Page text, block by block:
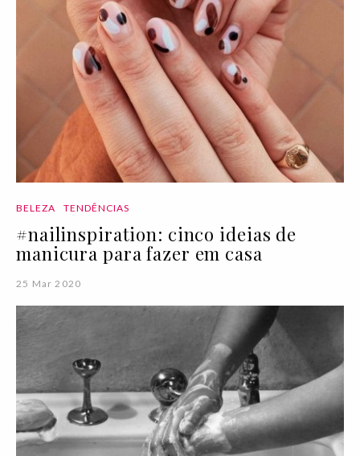
BELEZA TENDÊNCIAS
#nailinspiration: cinco ideias de
manicura para fazer em casa
25 Mar 2020